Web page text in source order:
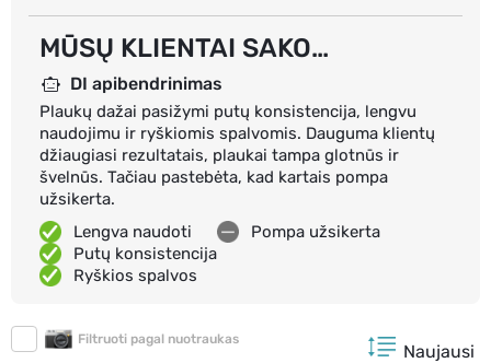
MŪSŲ KLIENTAI SAKO…
DI apibendrinimas
Plaukų dažai pasižymi putų konsistencija, lengvu
naudojimu ir ryškiomis spalvomis. Dauguma klientų
džiaugiasi rezultatais, plaukai tampa glotnūs ir
švelnūs. Tačiau pastebėta, kad kartais pompa
užsikerta.
Lengva naudoti
Putų konsistencija
Ryškios spalvos
Pompa užsikerta
Filtruoti pagal nuotraukas
Naujausi